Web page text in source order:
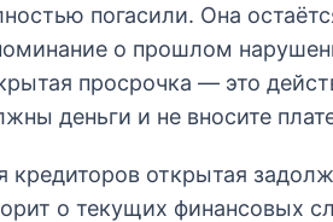
погасили. Она
о прошлом
просрочка — это
деньги и не вносите
кредиторов открытая
о текущих финансовых